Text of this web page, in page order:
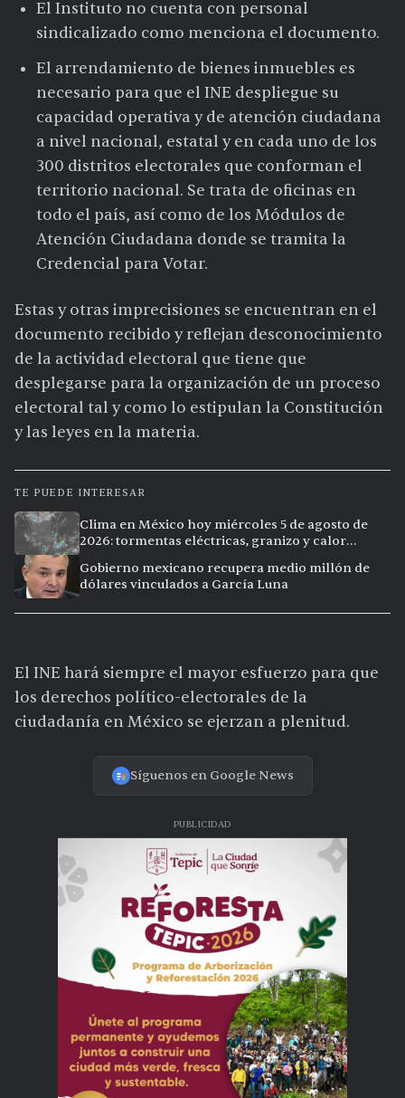
El Instituto no cuenta con personal
sindicalizado como menciona el documento.
El arrendamiento de bienes inmuebles es
necesario para que el INE despliegue su
capacidad operativa y de atención ciudadana
a nivel nacional, estatal y en cada uno de los
300 distritos electorales que conforman el
territorio nacional. Se trata de oficinas en
todo el país, así como de los Módulos de
Atención Ciudadana donde se tramita la
Credencial para Votar.
Estas y otras imprecisiones se encuentran en el
documento recibido y reflejan desconocimiento
de la actividad electoral que tiene que
desplegarse para la organización de un proceso
electoral tal y como lo estipulan la Constitución
y las leyes en la materia.
TE PUEDE INTERESAR
Clima en México hoy miércoles 5 de agosto de
2026: tormentas eléctricas, granizo y calor
Gobierno mexicano recupera medio millón de
dólares vinculados a García Luna
El INE hará siempre el mayor esfuerzo para que
los derechos político-electorales de la
ciudadanía en México se ejerzan a plenitud.
Síguenos en Google News
PUBLICIDAD